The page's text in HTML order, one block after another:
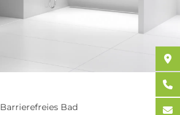
Barrierefreies Bad